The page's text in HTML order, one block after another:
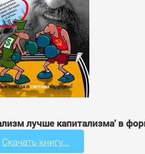
лучше капитализма' в
Скачать книгу...